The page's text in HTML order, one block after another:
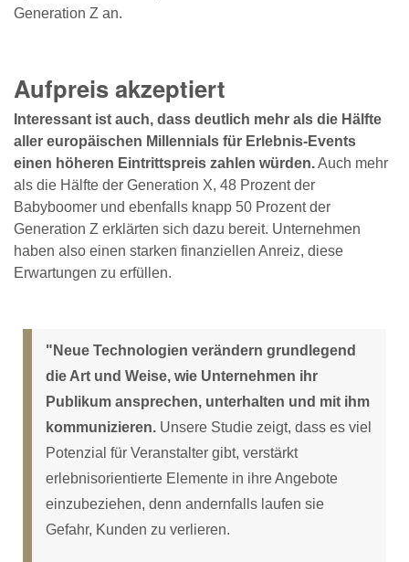
Generation Z an.
Aufpreis akzeptiert
Interessant ist auch, dass deutlich mehr als die Hälfte
aller europäischen Millennials für Erlebnis-Events
einen höheren Eintrittspreis zahlen würden.Auch mehr
als die Hälfte der Generation X, 48 Prozent der
Babyboomer und ebenfalls knapp 50 Prozent der
Generation Z erklärten sich dazu bereit. Unternehmen
haben also einen starken finanziellen Anreiz, diese
Erwartungen zu erfüllen.
"Neue Technologien verändern grundlegend
die Art und Weise, wie Unternehmen ihr
Publikum ansprechen, unterhalten und mit ihm
kommunizieren. Unsere Studie zeigt, dass es viel
Potenzial für Veranstalter gibt, verstärkt
erlebnisorientierte Elemente in ihre Angebote
einzubeziehen, denn andernfalls laufen sie
Gefahr, Kunden zu verlieren.